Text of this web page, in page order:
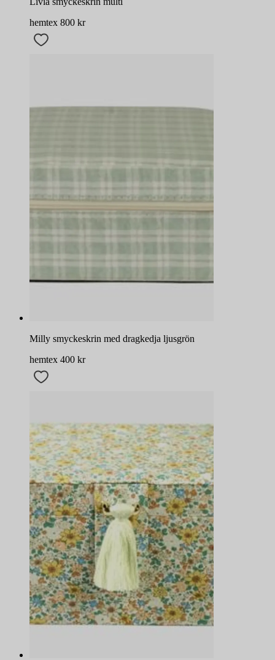
hemtex 800 kr
Milly smyckeskrin med dragkedja ljusgrön
hemtex 400 kr